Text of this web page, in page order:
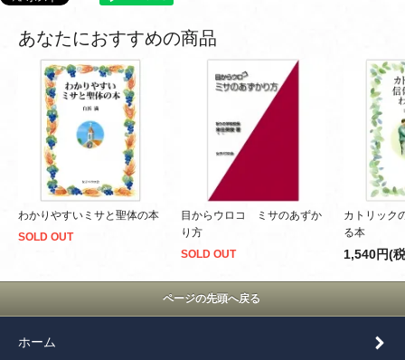
あなたにおすすめの商品
わかりやすいミサと聖体の本
SOLD OUT
目からウロコ ミサのあずか
り方
SOLD OUT
カトリック
る本
1,540円(
ページの先頭へ戻る
ホーム